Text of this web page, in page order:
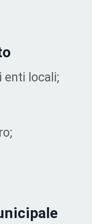
enti locali;